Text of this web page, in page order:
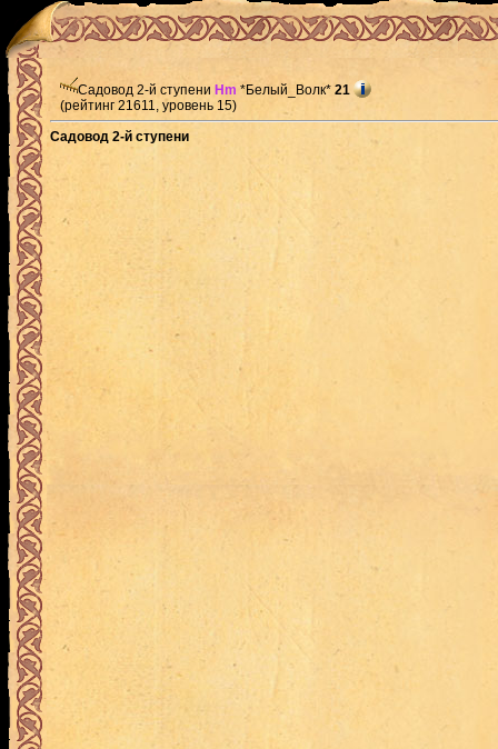
Садовод 2-й ступени Hm *Белый_Волк* 21
(рейтинг 21611, уровень 15)
Садовод 2-й ступени